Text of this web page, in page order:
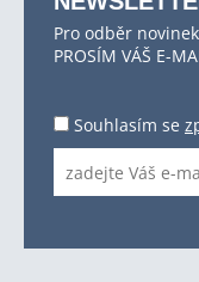
Pro odběr
PROSÍM VÁŠ E-
Souhlasím se